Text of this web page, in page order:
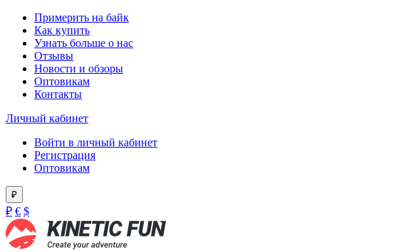
Примерить на байк
Как купить
Узнать больше о нас
Отзывы
Новости и обзоры
Оптовикам
Контакты
Личный кабинет
Войти в личный кабинет
Регистрация
Оптовикам
₽
₽ € $